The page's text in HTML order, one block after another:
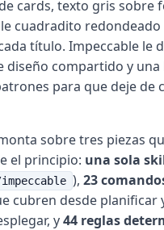
cards, texto gris sobre
cuadradito redondeado
título. Impeccable le
diseño compartido y una
para que deje de
sobre tres piezas
el principio: una sola
), 23
cubren desde planificar
y44 reglas